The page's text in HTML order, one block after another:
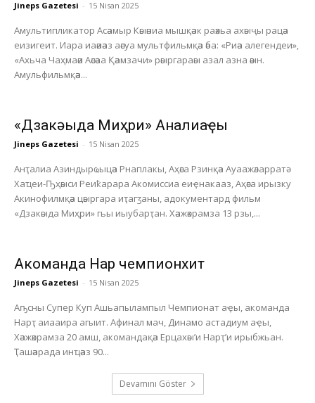
Jineps Gazetesi - 15 Nisan 2025
Амультипликатор Асәамыр Кәыәниа мышқәак раәхьа ахәыҷы рацәа
еизигеит. Иара иаәиәаз аәсуа мультфильмқәа әба: «Риәа алегендеи»,
«Ахьча Чаҳмаәи Аәсәаа Қәамзачи» рәыргараәы азал азна әәын.
Амульфильмқәа...
«Дзакәыда Миҳри» Анҭалиаҿы
Jineps Gazetesi - 15 Nisan 2025
Анҭалиа Азиндырҩыцәа Рнаплакы, Аҳәса Рзинқәа Ауаажәларратә
Хаҵеи-Ҧҳәыси Реиҟарара Акомиссиа еиҿнакааз, Аҳәса ирызку
Акинофилмқәа цәыргара иҭагӡаны, адокументард фильм
«Дзакәыда Миҳри» гьы иыубарҭан. Хәажәкрамза 13 рзы,...
Акоманда Нарҭ чемпионхит
Jineps Gazetesi - 15 Nisan 2025
Аҧсны Супер Куп Ашьапылампыл Чемпионат аҿы, акоманда
Нарҭ аиааира агыит. Афинал мач, Динамо астадиум аҿы,
Хәажәкрамза 20 амш, акомандақәа Ерцахәы’и Нарҭ’и ирыбжьан.
Ҭашәарада инҵәаз 90...
Devamını Göster